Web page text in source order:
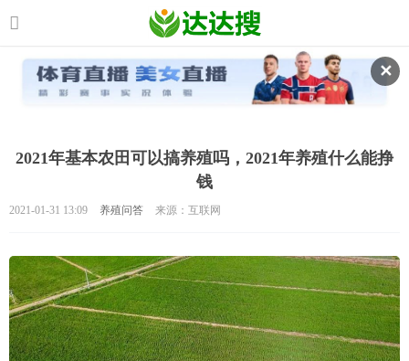
✕
2021年基本农田可以搞养殖吗，2021年养殖什么能挣
钱
2021-01-31 13:09 养殖问答 来源：互联网